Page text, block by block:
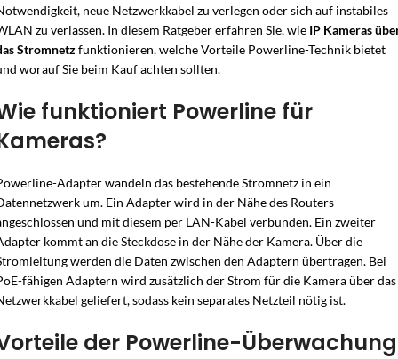
neue Netzwerkkabel zu verlegen oder sich auf instabiles
zu verlassen. In diesem Ratgeber erfahren Sie, wie IP Kameras
Stromnetzfunktionieren, welche Vorteile Powerline-Technik bietet
worauf Sie beim Kauf achten sollten.
funktioniert Powerline für
Adapter wandeln das bestehende Stromnetz in ein
um. Ein Adapter wird in der Nähe des Routers
und mit diesem per LAN-Kabel verbunden. Ein zweiter
kommt an die Steckdose in der Nähe der Kamera. Über die
werden die Daten zwischen den Adaptern übertragen. Bei
fähigen Adaptern wird zusätzlich der Strom für die Kamera über das
geliefert, sodass kein separates Netzteil nötig ist.
der Powerline-Überwachung